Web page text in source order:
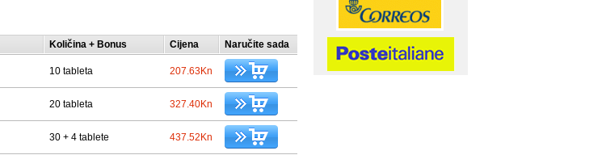
Količina + Bonus Cijena Naručite sada
10 tableta 207.63Kn
20 tableta 327.40Kn
30 + 4 tablete 437.52Kn